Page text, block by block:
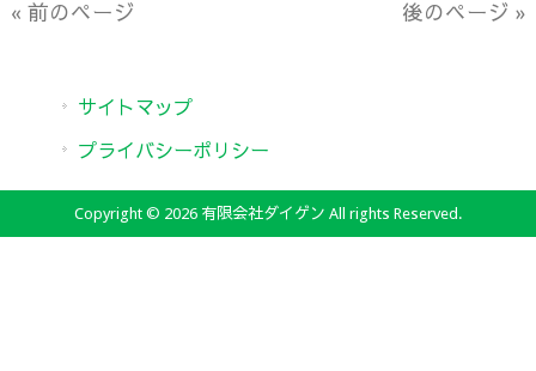
« 前のページ 後のページ »
サイトマップ
プライバシーポリシー
Copyright © 2026 有限会社ダイゲン All rights Reserved.